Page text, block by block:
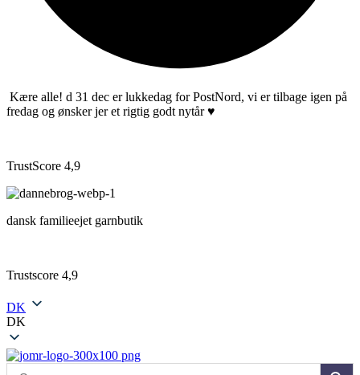
Kære alle! d 31 dec er lukkedag for PostNord, vi er tilbage igen på
fredag og ønsker jer et rigtig godt nytår ♥️
TrustScore 4,9
dansk familieejet garnbutik
Trustscore 4,9
DK
DK